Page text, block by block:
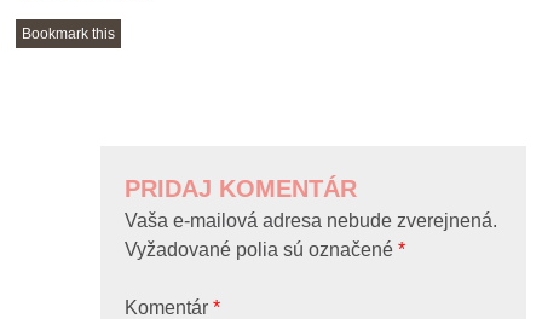
Bookmark this
PRIDAJ KOMENTÁR
Vaša e-mailová adresa nebude zverejnená.
Vyžadované polia sú označené*
Komentár*